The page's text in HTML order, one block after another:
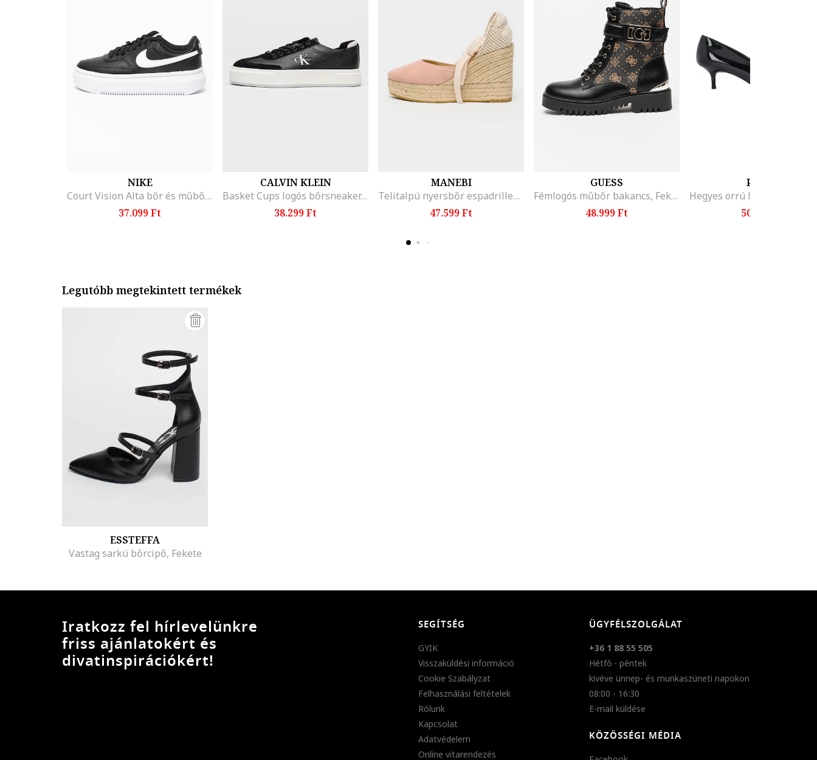
NIKE
Court Vision Alta bőr és műbőr flatform sneaker, Fehér/Fekete
37.099 Ft
CALVIN KLEIN
Basket Cups logós bőrsneaker, Koptatott fekete
38.299 Ft
MANEBI
Telitalpú nyersbőr espadrilles, Bézs/Rózsaszín
47.599 Ft
GUESS
Fémlogós műbőr bakancs, Fekete/Halvány narancssárga/Ezüstszín
48.999 Ft
PINKO
50.999 Ft
Legutóbb megtekintett termékek
ESSTEFFA
Vastag sarkú bőrcipő, Fekete
Iratkozz fel hírlevelünkre
friss ajánlatokért és
divatinspirációkért!
SEGÍTSÉG
GYIK
Visszaküldési információ
Cookie Szabályzat
Felhasználási feltételek
Rólunk
Kapcsolat
Adatvédelem
Online vitarendezés
ÜGYFÉLSZOLGÁLAT
+36 1 88 55 505
Hétfő - péntek
kivéve ünnep- és munkaszüneti napokon
08:00 - 16:30
E-mail küldése
KÖZÖSSÉGI MÉDIA